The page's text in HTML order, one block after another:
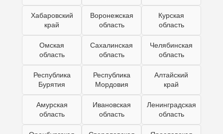
Хабаровский
край
Воронежская
область
Курская
область
Омская
область
Сахалинская
область
Челябинская
область
Республика
Бурятия
Республика
Мордовия
Алтайский
край
Амурская
область
Ивановская
область
Ленинградская
область